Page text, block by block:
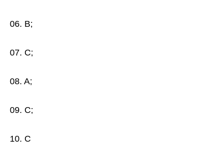
06. B;
07. C;
08. A;
09. C;
10. C